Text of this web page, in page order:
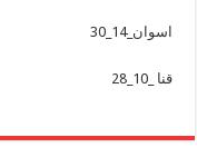
اسوان_14_30
قنا _10_28